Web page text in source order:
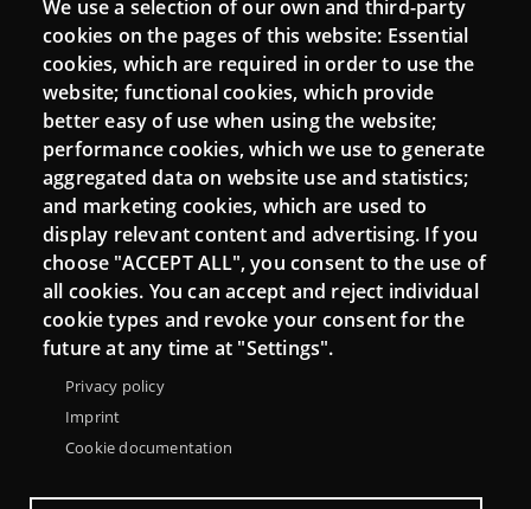
Login
Mattermost Punt TIC
Moodle CampusLab
Connect
Contact
Newsletters
We use a selection of our own and third-party
cookies on the pages of this website: Essential
cookies, which are required in order to use the
website; functional cookies, which provide
better easy of use when using the website;
performance cookies, which we use to generate
aggregated data on website use and statistics;
and marketing cookies, which are used to
display relevant content and advertising. If you
choose "ACCEPT ALL", you consent to the use of
all cookies. You can accept and reject individual
cookie types and revoke your consent for the
future at any time at "Settings".
Privacy policy
Imprint
Cookie documentation